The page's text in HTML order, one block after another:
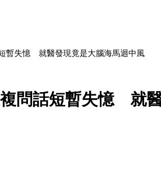
暫失憶 就醫發現竟是大腦海馬迴中風
問話短暫失憶 就